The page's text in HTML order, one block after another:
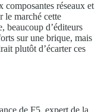
composantes réseaux et
le marché cette
beaucoup d’éditeurs
sur une brique, mais
plutôt d’écarter ces
de F5, expert de la